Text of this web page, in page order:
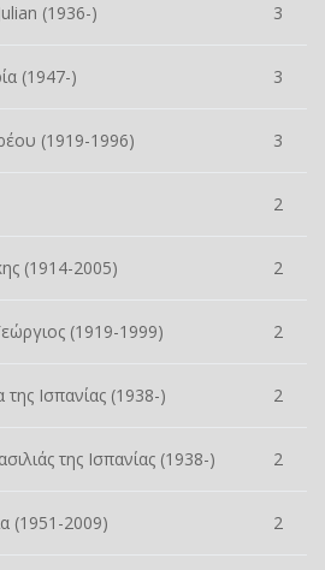
(1936-) 3
(1947-) 3
(1919-1996) 3
2
(1914-2005) 2
(1919-1999) 2
Ισπανίας (1938-) 2
της Ισπανίας (1938-) 2
(1951-2009) 2